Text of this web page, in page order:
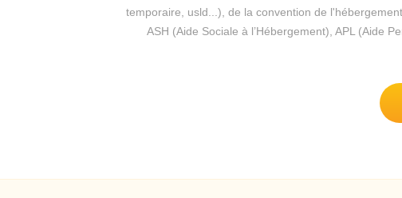
temporaire, usld...), de la convention de
ASH (Aide Sociale à l’Hébergement), APL (Aide